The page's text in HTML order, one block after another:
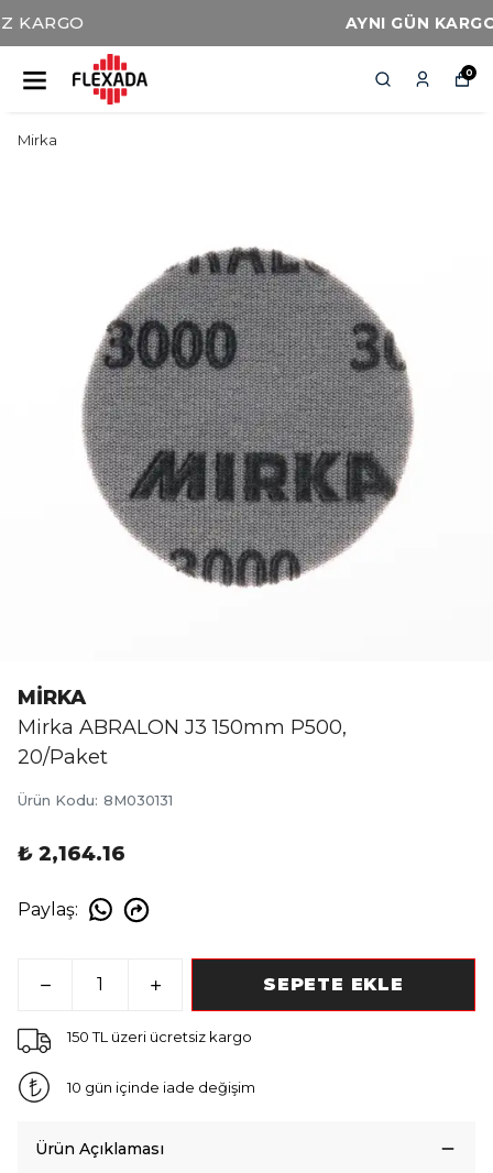
AYNI GÜN KARGO İMKANI
0
Mirka
MİRKA
Mirka ABRALON J3 150mm P500,
20/Paket
Ürün Kodu: 8M030131
₺ 2,164.16
Paylaş:
SEPETE EKLE
150 TL üzeri ücretsiz kargo
10 gün içinde iade değişim
Ürün Açıklaması